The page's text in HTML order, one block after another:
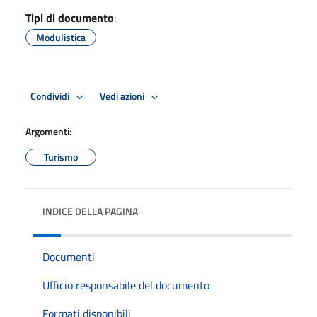
Tipi di documento:
Modulistica
Condividi Vedi azioni
Argomenti:
Turismo
INDICE DELLA PAGINA
Documenti
Ufficio responsabile del documento
Formati disponibili